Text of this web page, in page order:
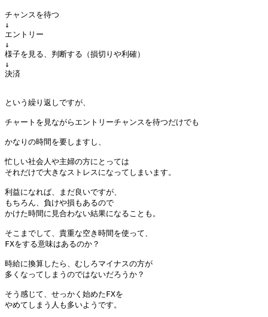
チャンスを待つ
↓
エントリー
↓
様子を見る、判断する（損切りや利確）
↓
決済
という繰り返しですが、
チャートを見ながらエントリーチャンスを待つだけでも
かなりの時間を要しますし、
忙しい社会人や主婦の方にとっては
それだけで大きなストレスになってしまいます。
利益になれば、まだ良いですが、
もちろん、負けや損もあるので
かけた時間に見合わない結果になることも。
そこまでして、貴重な空き時間を使って、
FXをする意味はあるのか？
時給に換算したら、むしろマイナスの方が
多くなってしまうのではないだろうか？
そう感じて、せっかく始めたFXを
やめてしまう人も多いようです。